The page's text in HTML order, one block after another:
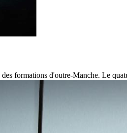
formations d'outre-Manche. Le